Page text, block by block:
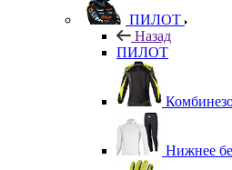
ПИЛОТ
Назад
ПИЛОТ
Нижнее